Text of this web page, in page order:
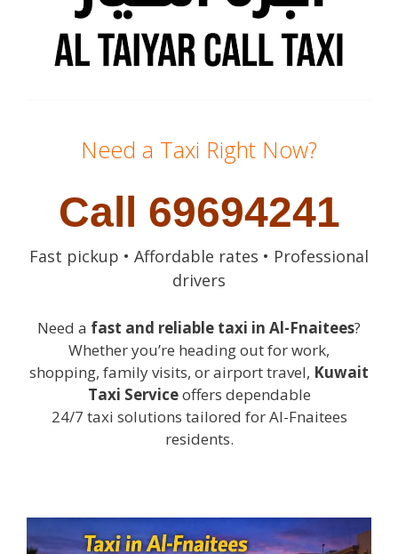
Need a Taxi Right Now?
Call 69694241
Fast pickup • Affordable rates • Professional
drivers
Need a fast and reliable taxi in Al-Fnaitees?
Whether you’re heading out for work,
shopping, family visits, or airport travel, Kuwait
Taxi Serviceoffers dependable
24/7 taxi solutions tailored for Al-Fnaitees
residents.